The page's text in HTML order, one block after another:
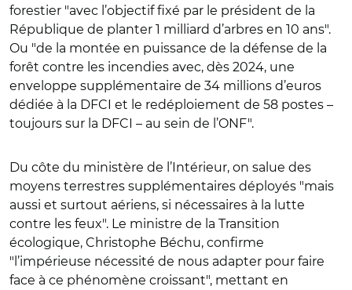
forestier "avec l’objectif fixé par le président de la
République de planter 1 milliard d’arbres en 10 ans".
Ou "de la montée en puissance de la défense de la
forêt contre les incendies avec, dès 2024, une
enveloppe supplémentaire de 34 millions d’euros
dédiée à la DFCI et le redéploiement de 58 postes –
toujours sur la DFCI – au sein de l’ONF".
Du côte du ministère de l’Intérieur, on salue des
moyens terrestres supplémentaires déployés "mais
aussi et surtout aériens, si nécessaires à la lutte
contre les feux". Le ministre de la Transition
écologique, Christophe Béchu, confirme
"l’impérieuse nécessité de nous adapter pour faire
face à ce phénomène croissant", mettant en